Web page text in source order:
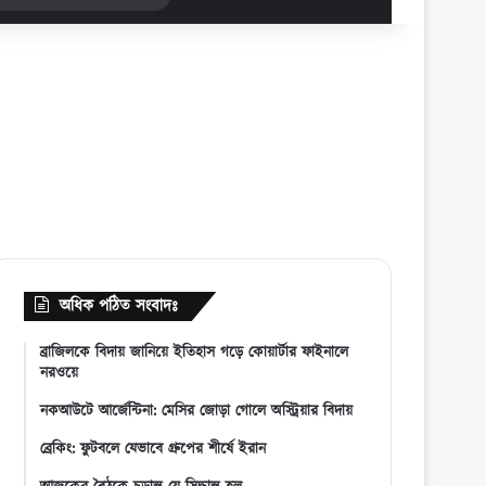
for
অধিক পঠিত সংবাদঃ
ব্রাজিলকে বিদায় জানিয়ে ইতিহাস গড়ে কোয়ার্টার ফাইনালে
নরওয়ে
নকআউটে আর্জেন্টিনা: মেসির জোড়া গোলে অস্ট্রিয়ার বিদায়
ব্রেকিং: ফুটবলে যেভাবে গ্রুপের শীর্ষে ইরান